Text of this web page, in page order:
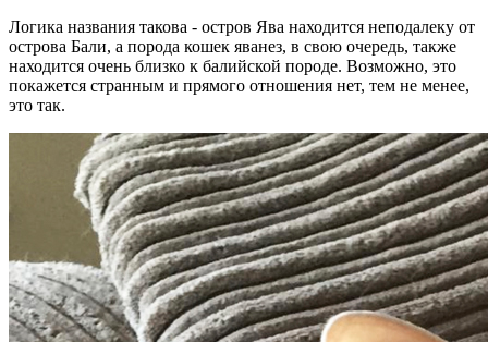
Логика названия такова - остров Ява находится неподалеку от
острова Бали, а порода кошек яванез, в свою очередь, также
находится очень близко к балийской породе. Возможно, это
покажется странным и прямого отношения нет, тем не менее,
это так.